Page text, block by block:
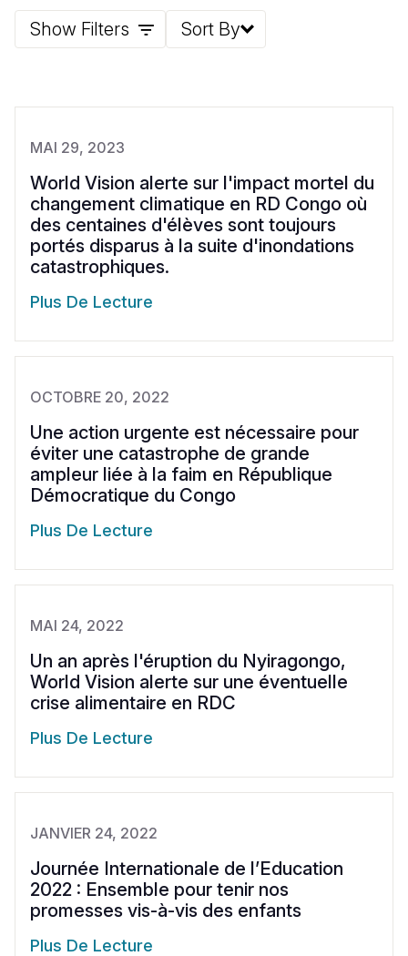
Show Filters Sort By
MAI 29, 2023
World Vision alerte sur l'impact mortel du
changement climatique en RD Congo où
des centaines d'élèves sont toujours
portés disparus à la suite d'inondations
catastrophiques.
Plus De Lecture
OCTOBRE 20, 2022
Une action urgente est nécessaire pour
éviter une catastrophe de grande
ampleur liée à la faim en République
Démocratique du Congo
Plus De Lecture
MAI 24, 2022
Un an après l'éruption du Nyiragongo,
World Vision alerte sur une éventuelle
crise alimentaire en RDC
Plus De Lecture
JANVIER 24, 2022
Journée Internationale de l’Education
2022 : Ensemble pour tenir nos
promesses vis-à-vis des enfants
Plus De Lecture